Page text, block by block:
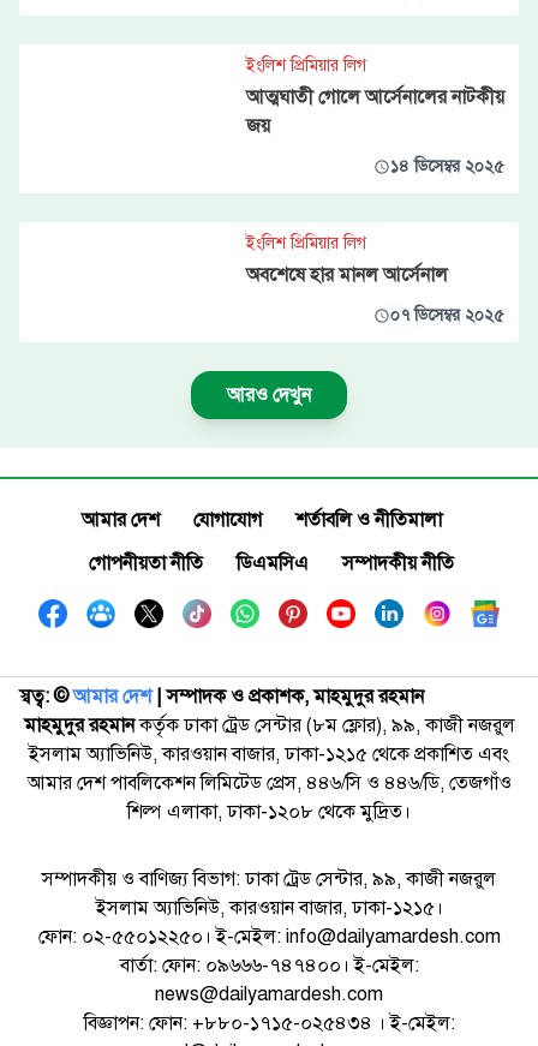
ইংলিশ প্রিমিয়ার লিগ
আত্মঘাতী গোলে আর্সেনালের নাটকীয়
জয়
১৪ ডিসেম্বর ২০২৫
ইংলিশ প্রিমিয়ার লিগ
অবশেষে হার মানল আর্সেনাল
০৭ ডিসেম্বর ২০২৫
আরও দেখুন
আমার দেশ যোগাযোগ
শর্তাবলি ও নীতিমালা
গোপনীয়তা নীতি
ডিএমসিএ সম্পাদকীয় নীতি
স্বত্ব: ©️আমার দেশ| সম্পাদক ও প্রকাশক, মাহমুদুর রহমান
মাহমুদুর রহমানকর্তৃক ঢাকা ট্রেড সেন্টার (৮ম ফ্লোর), ৯৯, কাজী নজরুল
ইসলাম অ্যাভিনিউ, কারওয়ান বাজার, ঢাকা-১২১৫ থেকে প্রকাশিত এবং
আমার দেশ পাবলিকেশন লিমিটেড প্রেস, ৪৪৬/সি ও ৪৪৬/ডি, তেজগাঁও
শিল্প এলাকা, ঢাকা-১২০৮ থেকে মুদ্রিত।
সম্পাদকীয় ও বাণিজ্য বিভাগ: ঢাকা ট্রেড সেন্টার, ৯৯, কাজী নজরুল
ইসলাম অ্যাভিনিউ, কারওয়ান বাজার, ঢাকা-১২১৫।
ফোন: ০২-৫৫০১২২৫০। ই-মেইল: info@dailyamardesh.com
বার্তা: ফোন: ০৯৬৬৬-৭৪৭৪০০। ই-মেইল:
news@dailyamardesh.com
বিজ্ঞাপন: ফোন: +৮৮০-১৭১৫-০২৫৪৩৪ । ই-মেইল: